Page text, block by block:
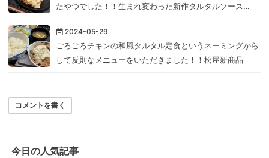
たやつでした！！生まれ変わった新作タルタルソース…
2024-05-29
ごろごろチキンの和風タルタル定食というネーミングから
して反則なメニューをいただきました！！松屋新商品
コメントを書く
今日の人気記事